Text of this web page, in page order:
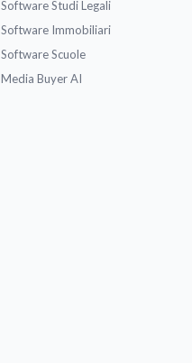
Software Studi Legali
Software Immobiliari
Software Scuole
Media Buyer AI